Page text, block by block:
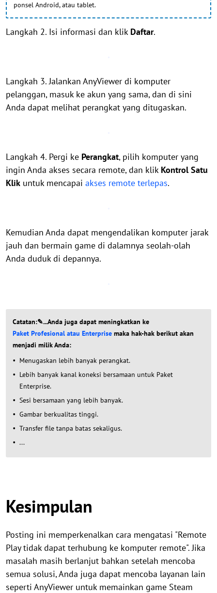
ponsel Android, atau tablet.
Langkah 2. Isi informasi dan klik Daftar.
Langkah 3. Jalankan AnyViewer di komputer
pelanggan, masuk ke akun yang sama, dan di sini
Anda dapat melihat perangkat yang ditugaskan.
Langkah 4. Pergi ke Perangkat, pilih komputer yang
ingin Anda akses secara remote, dan klik Kontrol Satu
Klik untuk mencapai akses remote terlepas.
Kemudian Anda dapat mengendalikan komputer jarak
jauh dan bermain game di dalamnya seolah-olah
Anda duduk di depannya.
Catatan:✎...Anda juga dapat meningkatkan ke
Paket Profesional atau Enterprise maka hak-hak berikut akan
menjadi milik Anda:
Menugaskan lebih banyak perangkat.
Lebih banyak kanal koneksi bersamaan untuk Paket
Enterprise.
Sesi bersamaan yang lebih banyak.
Gambar berkualitas tinggi.
Transfer file tanpa batas sekaligus.
...
Kesimpulan
Posting ini memperkenalkan cara mengatasi "Remote
Play tidak dapat terhubung ke komputer remote". Jika
masalah masih berlanjut bahkan setelah mencoba
semua solusi, Anda juga dapat mencoba layanan lain
seperti AnyViewer untuk memainkan game Steam